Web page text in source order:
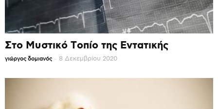
Στο Μυστικό Τοπίο της Εντατικής
γιώργος δομιανός - 8 Δεκεμβρίου 2020